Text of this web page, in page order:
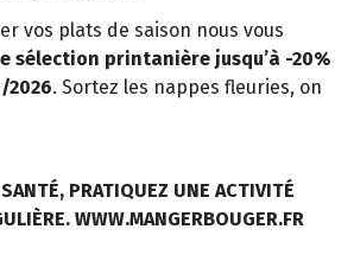
vos plats de saison nous vous
sélection printanière jusqu’à -20%
2026. Sortez les nappes fleuries, on
PRATIQUEZ UNE ACTIVITÉ
WWW.MANGERBOUGER.FR